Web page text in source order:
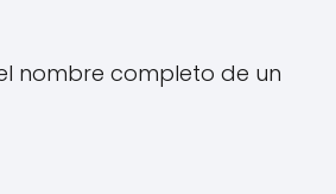
nombre completo de un